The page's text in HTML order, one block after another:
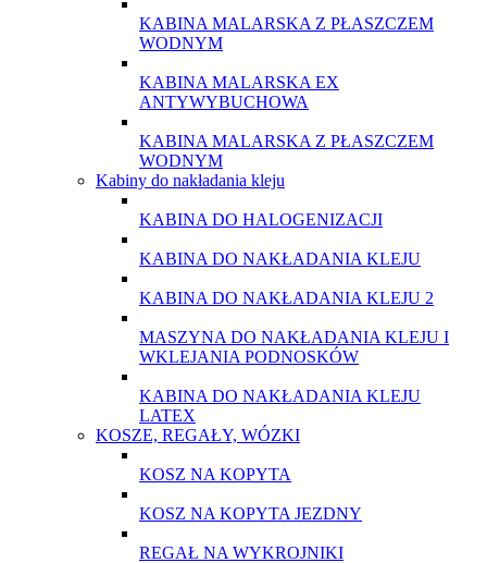
KABINA MALARSKA Z PŁASZCZEM
WODNYM
KABINA MALARSKA EX
ANTYWYBUCHOWA
KABINA MALARSKA Z PŁASZCZEM
WODNYM
Kabiny do nakładania kleju
KABINA DO HALOGENIZACJI
KABINA DO NAKŁADANIA KLEJU
KABINA DO NAKŁADANIA KLEJU 2
MASZYNA DO NAKŁADANIA KLEJU I
WKLEJANIA PODNOSKÓW
KABINA DO NAKŁADANIA KLEJU
LATEX
KOSZE, REGAŁY, WÓZKI
KOSZ NA KOPYTA
KOSZ NA KOPYTA JEZDNY
REGAŁ NA WYKROJNIKI